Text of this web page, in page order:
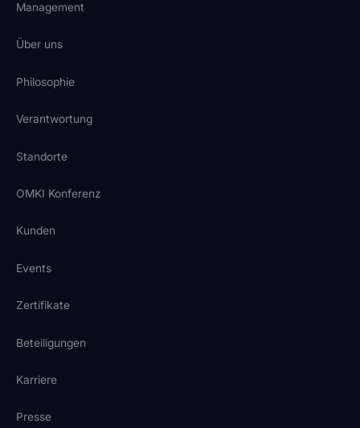
Management
Über uns
Philosophie
Verantwortung
Standorte
OMKI Konferenz
Kunden
Events
Zertifikate
Beteiligungen
Karriere
Presse